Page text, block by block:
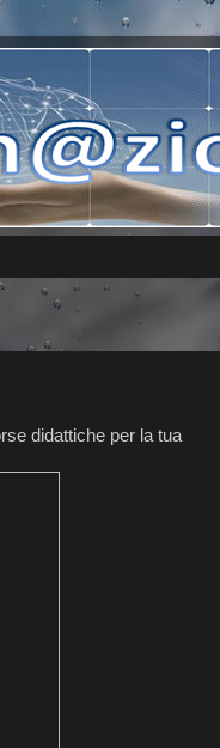
didattiche per la tua